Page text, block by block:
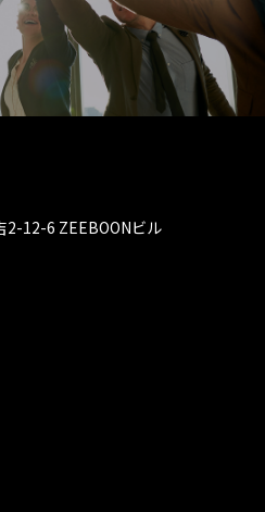
2-12-6 ZEEBOONビル